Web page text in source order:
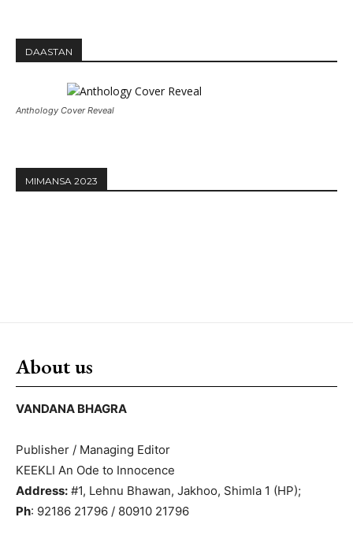
DAASTAN
Anthology Cover Reveal
MIMANSA 2023
About us
VANDANA BHAGRA
Publisher / Managing Editor
KEEKLI An Ode to Innocence
Address: #1, Lehnu Bhawan, Jakhoo, Shimla 1 (HP);
Ph: 92186 21796 / 80910 21796